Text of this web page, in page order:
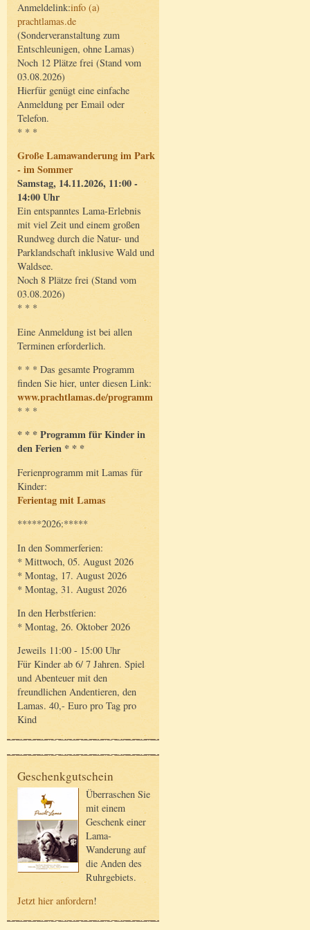
Anmeldelink:info (a)
prachtlamas.de
(Sonderveranstaltung zum
Entschleunigen, ohne Lamas)
Noch 12 Plätze frei (Stand vom
03.08.2026)
Hierfür genügt eine einfache
Anmeldung per Email oder
Telefon.
* * *
Große Lamawanderung im Park
- im Sommer
Samstag, 14.11.2026, 11:00 -
14:00 Uhr
Ein entspanntes Lama-Erlebnis
mit viel Zeit und einem großen
Rundweg durch die Natur- und
Parklandschaft inklusive Wald und
Waldsee.
Noch 8 Plätze frei (Stand vom
03.08.2026)
* * *
Eine Anmeldung ist bei allen
Terminen erforderlich.
* * * Das gesamte Programm
finden Sie hier, unter diesen Link:
www.prachtlamas.de/programm
* * *
* * * Programm für Kinder in
den Ferien * * *
Ferienprogramm mit Lamas für
Kinder:
Ferientag mit Lamas
*****2026:*****
In den Sommerferien:
* Mittwoch, 05. August 2026
* Montag, 17. August 2026
* Montag, 31. August 2026
In den Herbstferien:
* Montag, 26. Oktober 2026
Jeweils 11:00 - 15:00 Uhr
Für Kinder ab 6/ 7 Jahren. Spiel
und Abenteuer mit den
freundlichen Andentieren, den
Lamas. 40,- Euro pro Tag pro
Kind
Geschenkgutschein
Überraschen Sie
mit einem
Geschenk einer
Lama-
Wanderung auf
die Anden des
Ruhrgebiets.
Jetzt hier anfordern!